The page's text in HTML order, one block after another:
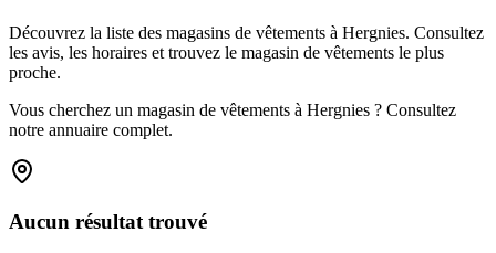
Découvrez la liste des magasins de vêtements à Hergnies. Consultez
les avis, les horaires et trouvez le magasin de vêtements le plus
proche.
Vous cherchez un magasin de vêtements à Hergnies ? Consultez
notre annuaire complet.
Aucun résultat trouvé